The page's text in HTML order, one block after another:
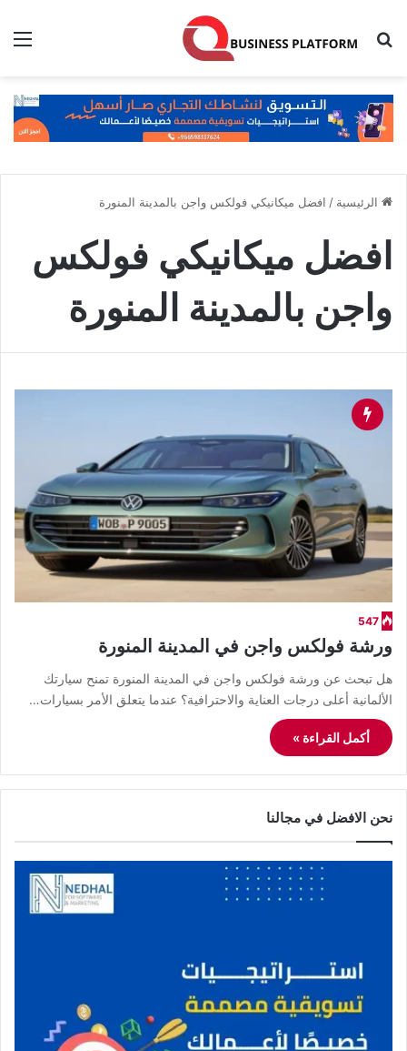
بحث عن
الرئيسية / افضل ميكانيكي فولكس واجن بالمدينة المنورة
افضل ميكانيكي فولكس
واجن بالمدينة المنورة
547
ورشة فولكس واجن في المدينة المنورة
هل تبحث عن ورشة فولكس واجن في المدينة المنورة تمنح سيارتك
الألمانية أعلى درجات العناية والاحترافية؟ عندما يتعلق الأمر بسيارات…
أكمل القراءة »
نحن الافضل في مجالنا